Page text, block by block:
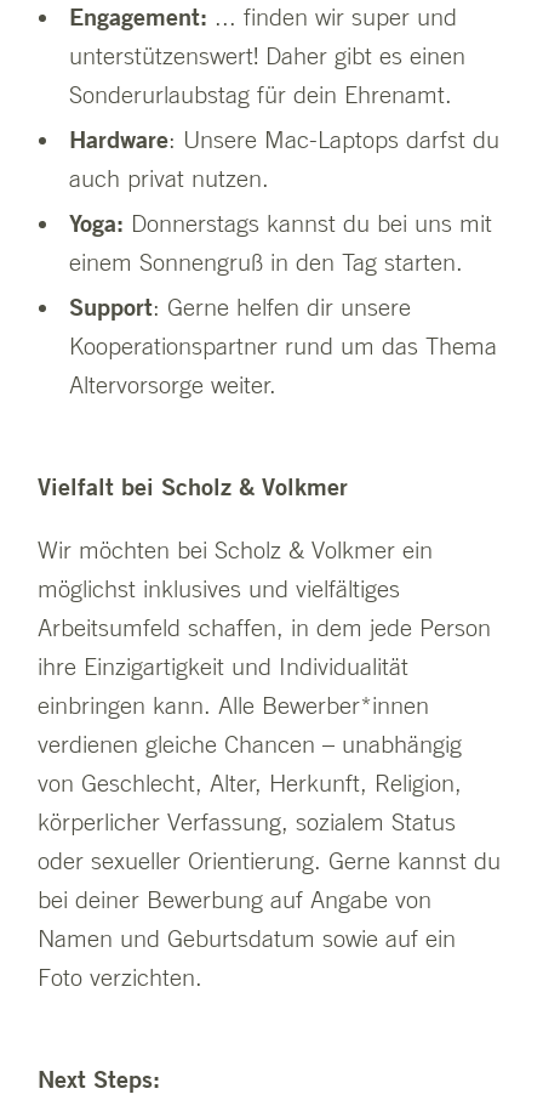
Engagement: ... finden wir super und
unterstützenswert! Daher gibt es einen
Sonderurlaubstag für dein Ehrenamt.
Hardware: Unsere Mac-Laptops darfst du
auch privat nutzen.
Yoga: Donnerstags kannst du bei uns mit
einem Sonnengruß in den Tag starten.
Support: Gerne helfen dir unsere
Kooperationspartner rund um das Thema
Altervorsorge weiter.
Vielfalt bei Scholz & Volkmer
Wir möchten bei Scholz & Volkmer ein
möglichst inklusives und vielfältiges
Arbeitsumfeld schaffen, in dem jede Person
ihre Einzigartigkeit und Individualität
einbringen kann. Alle Bewerber*innen
verdienen gleiche Chancen – unabhängig
von Geschlecht, Alter, Herkunft, Religion,
körperlicher Verfassung, sozialem Status
oder sexueller Orientierung. Gerne kannst du
bei deiner Bewerbung auf Angabe von
Namen und Geburtsdatum sowie auf ein
Foto verzichten.
Next Steps: